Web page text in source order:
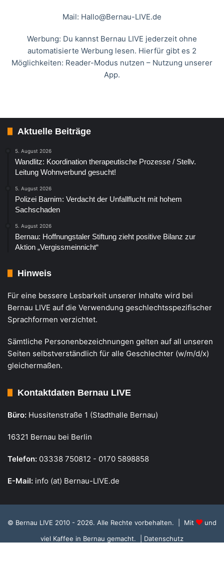
Mail: Hallo@Bernau-LIVE.de
Werbung: Du kannst Bernau LIVE jederzeit ohne
automatisierte Werbung lesen. Hierfür gibt es 2
Möglichkeiten: Reader-Modus nutzen – Nutzung unserer
App.
Aktuelle Beiträge
5. August 2026
Wandlitz: Koordination therapeutische Prozesse / Stellv.
Leitung Wohnverbund gesucht!
5. August 2026
Polizei Barnim: Verdacht der Unfallflucht mit hohem
Sachschaden
5. August 2026
Bernau: Hoffnungstaler Stiftung zieht positive Bilanz zur
Aktion „Vergissmeinnicht“
Hinweis
Für eine bessere Lesbarkeit unserer Inhalte wird bei
Bernau LIVE auf die Verwendung geschlechtsspezifischer
Sprachformen verzichtet.
Sämtliche Personenbezeichnungen gelten auf all unseren
Seiten selbstverständlich für alle Geschlechter (w/m/d/x)
gleichermaßen.
Kontaktdaten Bernau LIVE
Büro: Hussitenstraße 1 (Stadthalle Bernau)
16321 Bernau bei Berlin
Telefon: 03338 750812 - 0170 5898858
E-Mail: info (at) Bernau-LIVE.de
© Bernau LIVE 2010 - 2026. Alle Rechte vorbehalten. | Mit
und
viel Kaffee in Bernau gemacht.
| Datenschutz